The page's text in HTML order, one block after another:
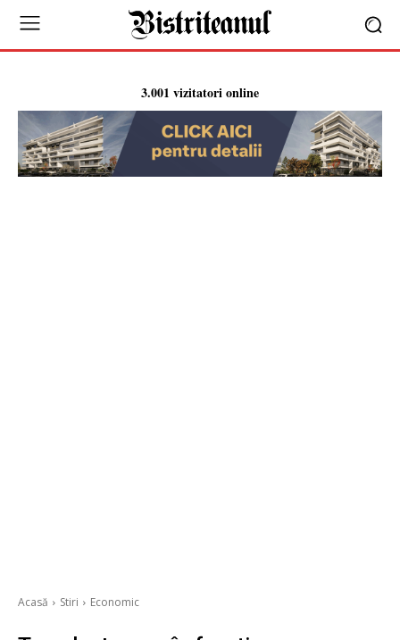
3.001 vizitatori online
Acasă Stiri Economic